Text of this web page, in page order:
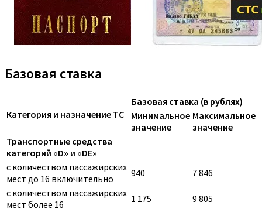
Базовая ставка
Категория и назначение ТС
Базовая ставка (в рублях)
Минимальное
значение
Максимальное
значение
Транспортные средства
категорий «D» и «DE»
с количеством пассажирских
мест до 16 включительно
940
7 846
с количеством пассажирских
мест более 16
1 175
9 805